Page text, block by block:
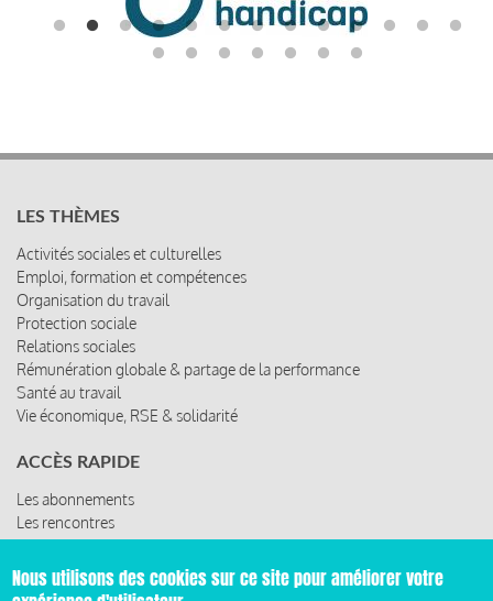
Activités sociales et culturelles
Emploi, formation et compétences
Organisation du travail
Protection sociale
Relations sociales
Rémunération globale & partage de la performance
Santé au travail
Les abonnements
Les rencontres
Les ressources
Nous utilisons des cookies sur ce site pour améliorer votre